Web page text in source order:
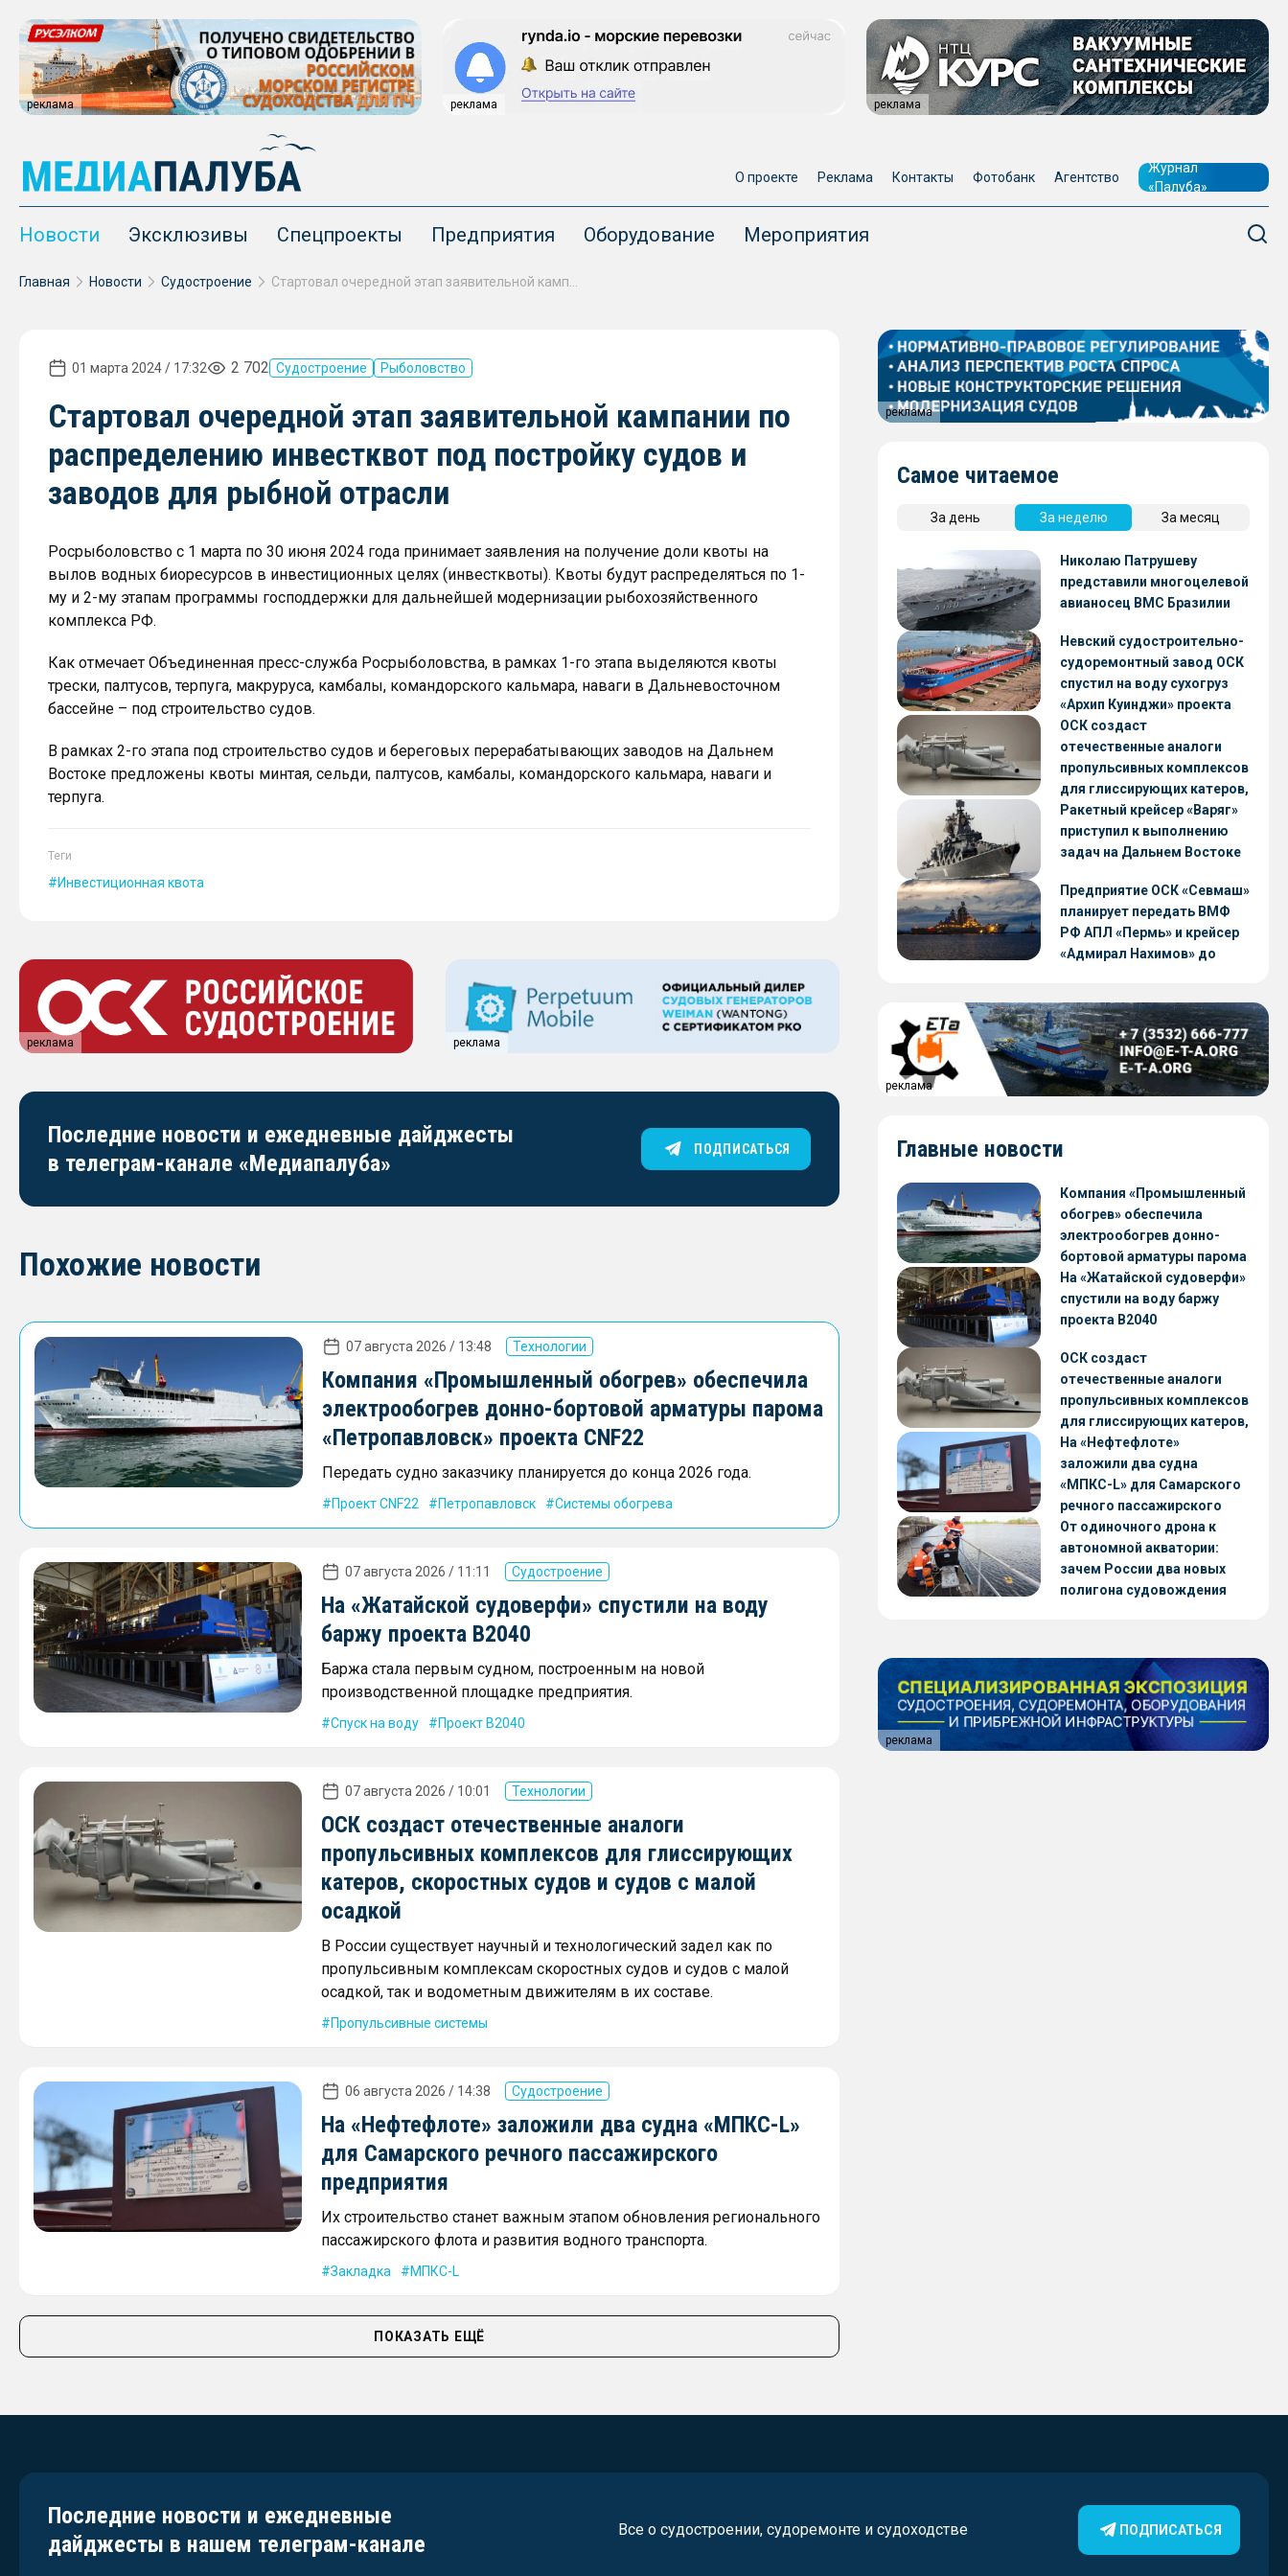
реклама реклама реклама
О проекте Реклама Контакты Фотобанк Агентство
Журнал
«Палуба»
Новости Эксклюзивы Спецпроекты Предприятия Оборудование Мероприятия
Главная Новости Судостроение
01 марта 2024 / 17:32 2 702 Судостроение Рыболовство
Стартовал очередной этап заявительной кампании по
распределению инвестквот под постройку судов и
заводов для рыбной отрасли
Росрыболовство с 1 марта по 30 июня 2024 года принимает заявления на получение доли квоты на
вылов водных биоресурсов в инвестиционных целях (инвестквоты). Квоты будут распределяться по 1-
му и 2-му этапам программы господдержки для дальнейшей модернизации рыбохозяйственного
комплекса РФ.
Как отмечает Объединенная пресс-служба Росрыболовства, в рамках 1-го этапа выделяются квоты
трески, палтусов, терпуга, макруруса, камбалы, командорского кальмара, наваги в Дальневосточном
бассейне – под строительство судов.
В рамках 2-го этапа под строительство судов и береговых перерабатывающих заводов на Дальнем
Востоке предложены квоты минтая, сельди, палтусов, камбалы, командорского кальмара, наваги и
терпуга.
Теги
Инвестиционная квота
реклама реклама
Последние новости и ежедневные дайджесты
в телеграм-канале «Медиапалуба»
ПОДПИСАТЬСЯ
Похожие новости
07 августа 2026 / 13:48 Технологии
Компания «Промышленный обогрев» обеспечила
электрообогрев донно-бортовой арматуры парома
«Петропавловск» проекта CNF22
Передать судно заказчику планируется до конца 2026 года.
Проект CNF22 Петропавловск Системы обогрева
07 августа 2026 / 11:11 Судостроение
На «Жатайской судоверфи» спустили на воду
баржу проекта В2040
Баржа стала первым судном, построенным на новой
производственной площадке предприятия.
Спуск на воду Проект В2040
07 августа 2026 / 10:01 Технологии
ОСК создаст отечественные аналоги
пропульсивных комплексов для глиссирующих
катеров, скоростных судов и судов с малой
осадкой
В России существует научный и технологический задел как по
пропульсивным комплексам скоростных судов и судов с малой
осадкой, так и водометным движителям в их составе.
Пропульсивные системы
06 августа 2026 / 14:38 Судостроение
На «Нефтефлоте» заложили два судна «МПКС-L»
для Самарского речного пассажирского
предприятия
Их строительство станет важным этапом обновления регионального
пассажирского флота и развития водного транспорта.
Закладка МПКС-L
ПОКАЗАТЬ ЕЩЁ
реклама
Самое читаемое
За день За неделю За месяц
Николаю Патрушеву
представили многоцелевой
авианосец ВМС Бразилии
Невский судостроительно-
судоремонтный завод ОСК
спустил на воду сухогруз
«Архип Куинджи» проекта
RSD59
ОСК создаст
отечественные аналоги
пропульсивных комплексов
для глиссирующих катеров,
скоростных судов и судов с
малой осадкой
Ракетный крейсер «Варяг»
приступил к выполнению
задач на Дальнем Востоке
Предприятие ОСК «Севмаш»
планирует передать ВМФ
РФ АПЛ «Пермь» и крейсер
«Адмирал Нахимов» до
реклама
Главные новости
Компания «Промышленный
обогрев» обеспечила
электрообогрев донно-
бортовой арматуры парома
«Петропавловск» проекта
CNF22
На «Жатайской судоверфи»
спустили на воду баржу
проекта В2040
ОСК создаст
отечественные аналоги
пропульсивных комплексов
для глиссирующих катеров,
скоростных судов и судов с
малой осадкой
На «Нефтефлоте»
заложили два судна
«МПКС-L» для Самарского
речного пассажирского
предприятия
От одиночного дрона к
автономной акватории:
зачем России два новых
полигона судовождения
реклама
Последние новости и ежедневные
дайджесты в нашем телеграм-канале
Все о судостроении, судоремонте и судоходстве ПОДПИСАТЬСЯ